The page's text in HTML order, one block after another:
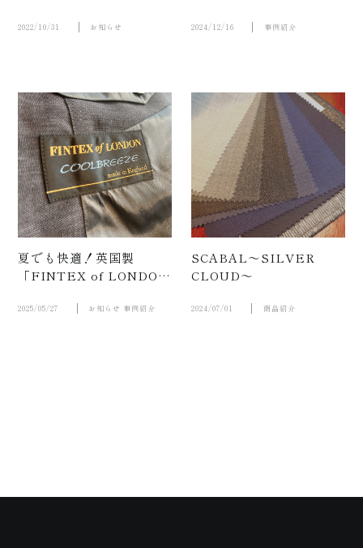
紹介動
画
2022/10/31 お知らせ 2024/12/16 事例紹介
夏でも快適！英国製
「FINTEX of LONDON
ルスーツ
2025/05/27 お知らせ 事例紹介
SCABAL～SILVER
CLOUD～
2024/07/01 商品紹介